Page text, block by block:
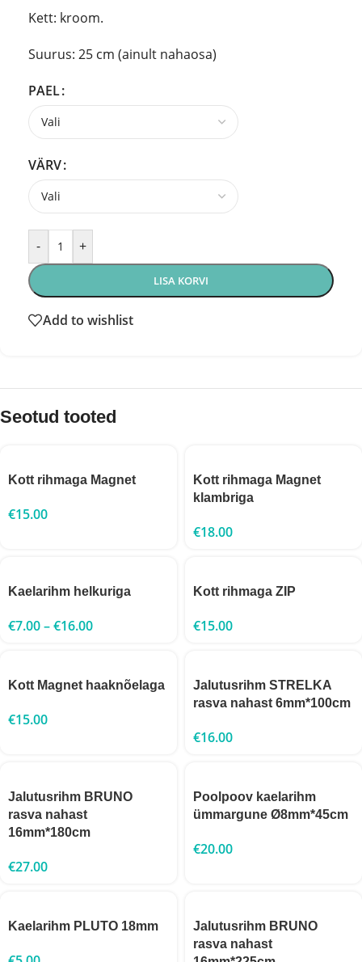
Kett: kroom.
Suurus: 25 cm (ainult nahaosa)
PAEL
VÄRV
- +
LISA KORVI
Add to wishlist
Seotud tooted
Kott rihmaga Magnet
€15.00
Kott rihmaga Magnet
klambriga
€18.00
Kaelarihm helkuriga
€7.00–€16.00
Kott rihmaga ZIP
€15.00
Kott Magnet haaknõelaga
€15.00
Jalutusrihm STRELKA
rasva nahast 6mm*100cm
€16.00
Jalutusrihm BRUNO
rasva nahast
16mm*180cm
€27.00
Poolpoov kaelarihm
ümmargune Ø8mm*45cm
€20.00
Kaelarihm PLUTO 18mm
Jalutusrihm BRUNO
rasva nahast